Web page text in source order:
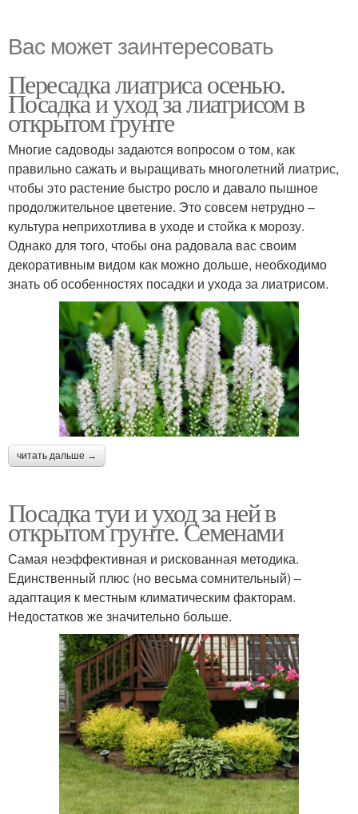
Вас может заинтересовать
Пересадка лиатриса осенью.
Посадка и уход за лиатрисом в
открытом грунте
Многие садоводы задаются вопросом о том, как
правильно сажать и выращивать многолетний лиатрис,
чтобы это растение быстро росло и давало пышное
продолжительное цветение. Это совсем нетрудно –
культура неприхотлива в уходе и стойка к морозу.
Однако для того, чтобы она радовала вас своим
декоративным видом как можно дольше, необходимо
знать об особенностях посадки и ухода за лиатрисом.
читать дальше →
Посадка туи и уход за ней в
открытом грунте. Семенами
Самая неэффективная и рискованная методика.
Единственный плюс (но весьма сомнительный) –
адаптация к местным климатическим факторам.
Недостатков же значительно больше.